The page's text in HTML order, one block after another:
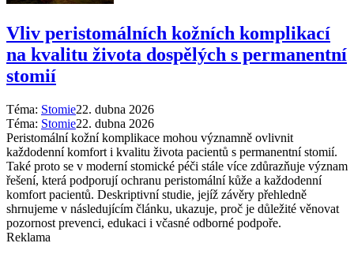
Vliv peristomálních kožních komplikací
na kvalitu života dospělých s permanentní
stomií
Téma: Stomie22. dubna 2026
Téma: Stomie22. dubna 2026
Peristomální kožní komplikace mohou významně ovlivnit
každodenní komfort i kvalitu života pacientů s permanentní stomií.
Také proto se v moderní stomické péči stále více zdůrazňuje význam
řešení, která podporují ochranu peristomální kůže a každodenní
komfort pacientů. Deskriptivní studie, jejíž závěry přehledně
shrnujeme v následujícím článku, ukazuje, proč je důležité věnovat
pozornost prevenci, edukaci i včasné odborné podpoře.
Reklama